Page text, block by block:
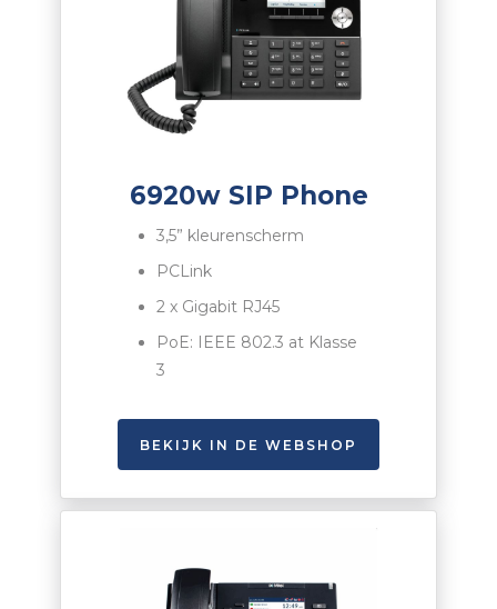
6920w SIP Phone
3,5” kleurenscherm
PCLink
2 x Gigabit RJ45
PoE: IEEE 802.3 at Klasse
3
BEKIJK IN DE WEBSHOP